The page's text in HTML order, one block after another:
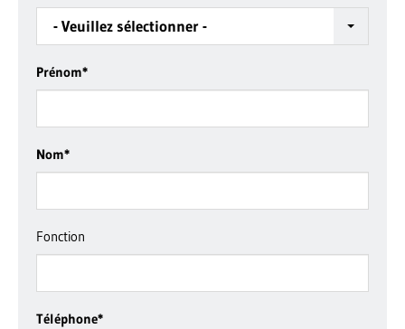
- Veuillez sélectionner -
Prénom*
Nom*
Fonction
Téléphone*